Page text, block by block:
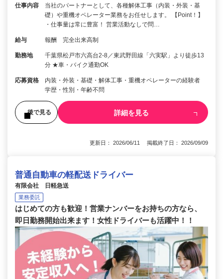
仕事内容
当社のパートナーとして、各種解体工事（内装・外装・基
礎）や重機オペレーター業務をお任せします。 【Point！】
・仕事量は常に豊富！ 営業活動なしで問…
給与 報酬 完全出来高制
勤務地
千葉県松戸市六高台2-8／東武野田線「六実駅」より徒歩13
分 ★車・バイク通勤OK
応募資格
内装・外装・基礎・解体工事・重機オペレーターの経験者
学歴・性別・年齢不問
後で見る 詳細を見る
更新日： 2026/06/11 掲載終了日： 2026/09/09
普通自動車の軽配送ドライバー
有限会社 日軽急送
業務委託
はじめての方も歓迎！営業ナンバーをお持ちの方なら、
即日勤務開始出来ます！女性ドライバーも活躍中！！